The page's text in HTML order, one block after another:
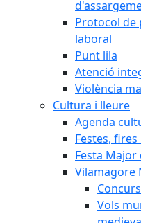
Protocol de
laboral
Punt lila
Atenció
Violència
Cultura i lleure
Agenda
Festes,
Festa Major
Vilamagore
Vols